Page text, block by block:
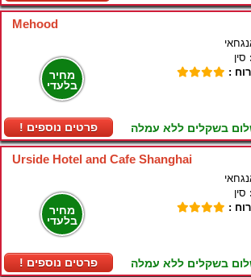
Mehood
מחיר
בלעדי
! פרטים נוספים
סין
:
בשקלים ללא עמלה
Urside Hotel and Cafe Shanghai
מחיר
בלעדי
! פרטים נוספים
סין
:
בשקלים ללא עמלה